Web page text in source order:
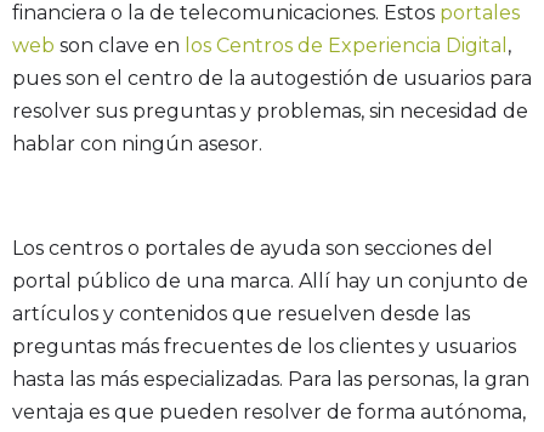
financiera o la de telecomunicaciones. Estos portales
web son clave en los Centros de Experiencia Digital ,
pues son el centro de la autogestión de usuarios para
resolver sus preguntas y problemas, sin necesidad de
hablar con ningún asesor.
Los centros o portales de ayuda son secciones del
portal público de una marca. Allí hay un conjunto de
artículos y contenidos que resuelven desde las
preguntas más frecuentes de los clientes y usuarios
hasta las más especializadas. Para las personas, la gran
ventaja es que pueden resolver de forma autónoma,